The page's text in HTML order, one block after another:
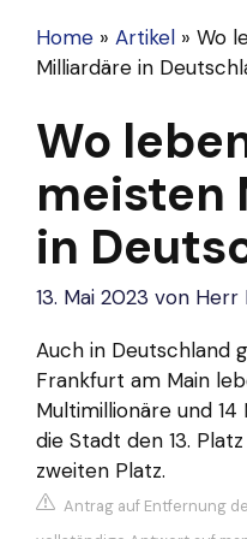
Home » Artikel » Wo
Milliardäre in
Wo
meisten
in
13. Mai 2023 von Herr
Auch in Deutschland
Frankfurt am Main
Multimillionäre und
die Stadt den 13.
zweiten Platz.
Antrag auf Entfernung